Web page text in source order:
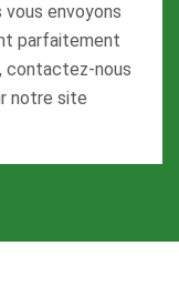
envoyons
parfaitement
contactez-nous
notre site